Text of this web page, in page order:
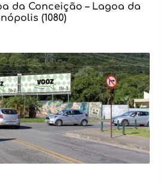
da Conceição – Lagoa da
(1080)